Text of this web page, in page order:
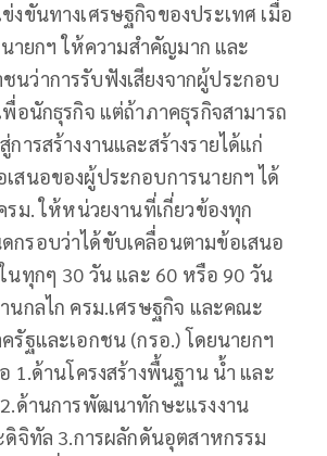
งขันทางเศรษฐกิจของประเทศ เมื่อ
ายกฯ ให้ความสําคัญมาก และ
นว่าการรับฟังเสียงจากผู้ประกอบ
พื่อนักธุรกิจ แต่ถ้าภาคธุรกิจสามารถ
ารสร้างงานและสร้างรายได้แก่
สนอของผู้ประกอบการนายกฯ ได้
รม. ให้หน่วยงานที่เกี่ยวข้องทุก
กรอบว่าได้ขับเคลื่อนตามข้อเสนอ
นทุกๆ 30 วัน และ 60 หรือ 90 วัน
นกลไก ครม.เศรษฐกิจ และคณะ
รัฐและเอกชน (กรอ.) โดยนายกฯ
1.ด้านโครงสร้างพื้นฐาน น้ำ และ
ด้านการพัฒนาทักษะแรงงาน
ดิจิทัล 3.การผลักดันอุตสาหกรรม